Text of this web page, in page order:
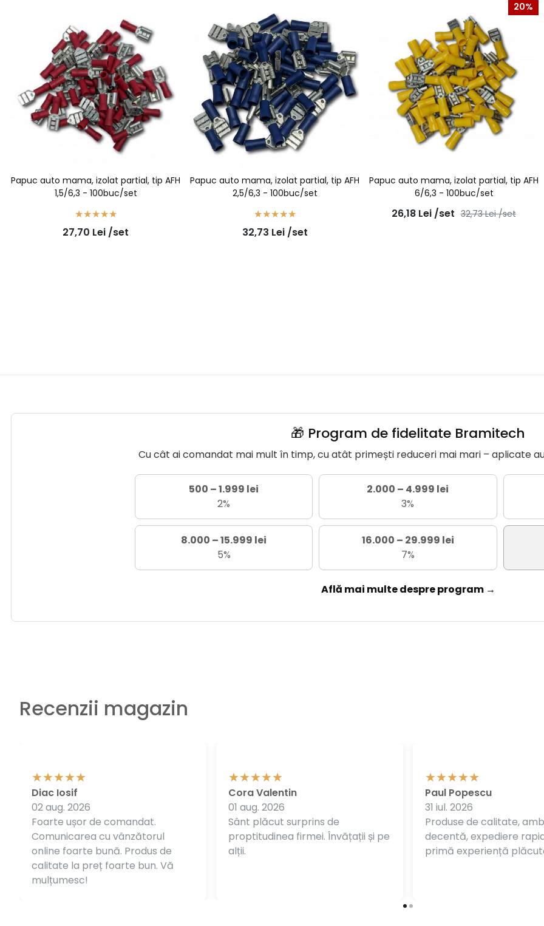
Papuc auto mama, izolat partial, tip AFH
1,5/6,3 - 100buc/set
27,70 Lei /set
Papuc auto mama, izolat partial, tip AFH
2,5/6,3 - 100buc/set
32,73 Lei /set
20%
Papuc auto mama, izolat partial, tip AFH
6/6,3 - 100buc/set
26,18 Lei /set 32,73Lei /set
🎁 Program de fidelitate Bramitech
Cu cât ai comandat mai mult în timp, cu atât primești reduceri mai mari – aplicate
500 – 1.999 lei
2%
2.000 – 4.999 lei
3%
8.000 – 15.999 lei
5%
16.000 – 29.999 lei
7%
Află mai multe despre program →
Recenzii magazin
Foarte ușor de comandat.
Comunicarea cu vânzătorul
online foarte bună. Produs de
calitate la preț foarte bun. Vă
mulțumesc!
Diac Iosif
02 aug. 2026
Sânt plăcut surprins de
proptitudinea firmei. Învățații și pe
alții.
Cora Valentin
01 aug. 2026
Produse de calitate,
decentă, expediere
primă experiență
Paul Popescu
31 iul. 2026